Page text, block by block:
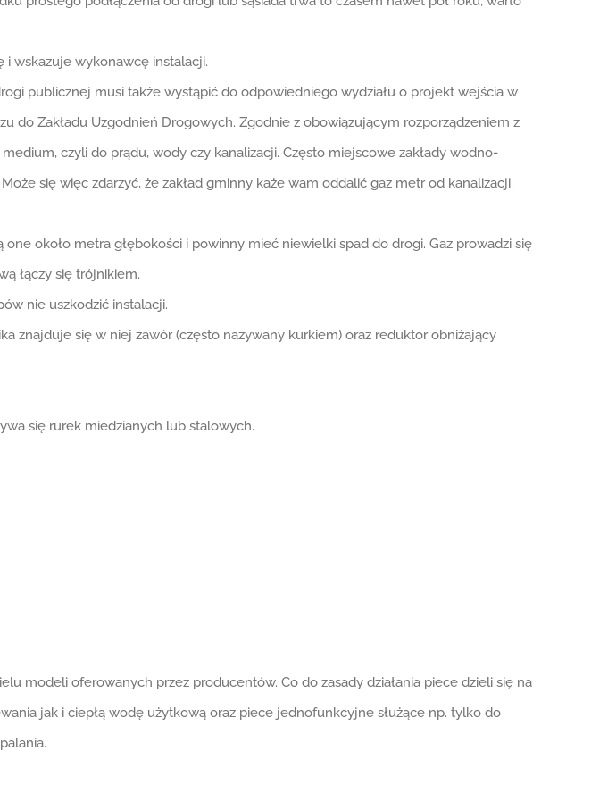
i wskazuje wykonawcę instalacji.
publicznej musi także wystąpić do odpowiedniego wydziału o projekt wejścia w
do Zakładu Uzgodnień Drogowych. Zgodnie z obowiązującym rozporządzeniem z
czyli do prądu, wody czy kanalizacji. Często miejscowe zakłady wodno-
się więc zdarzyć, że zakład gminny każe wam oddalić gaz metr od kanalizacji.
około metra głębokości i powinny mieć niewielki spad do drogi. Gaz prowadzi się
łączy się trójnikiem.
nie uszkodzić instalacji.
znajduje się w niej zawór (często nazywany kurkiem) oraz reduktor obniżający
się rurek miedzianych lub stalowych.
modeli oferowanych przez producentów. Co do zasady działania piece dzieli się na
jak i ciepłą wodę użytkową oraz piece jednofunkcyjne służące np. tylko do